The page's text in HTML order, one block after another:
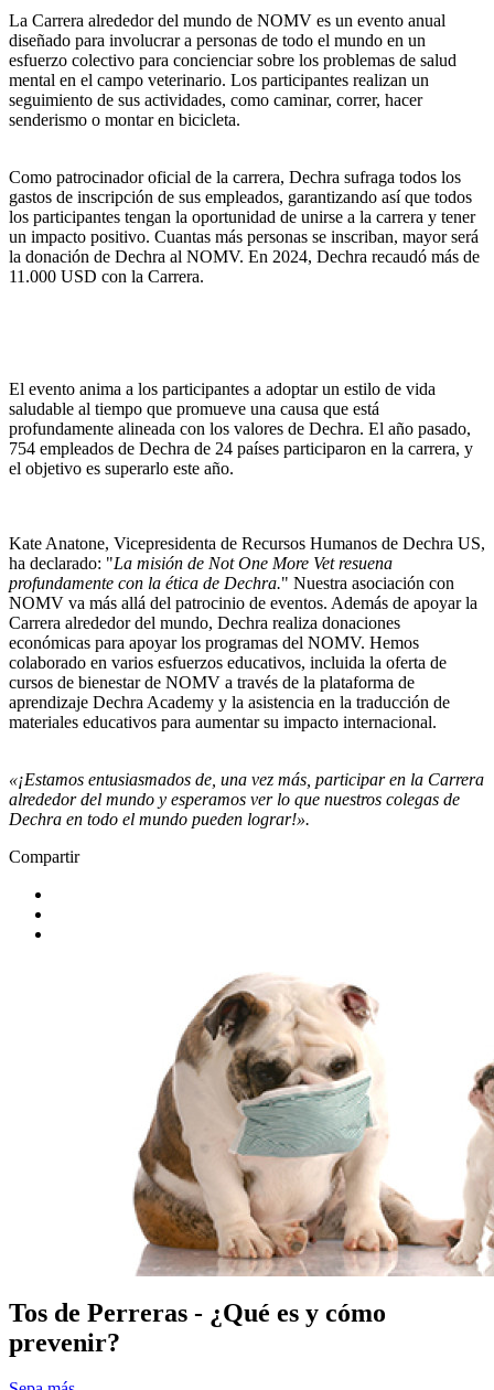
La Carrera alrededor del mundo de NOMV es un evento anual
diseñado para involucrar a personas de todo el mundo en un
esfuerzo colectivo para concienciar sobre los problemas de salud
mental en el campo veterinario. Los participantes realizan un
seguimiento de sus actividades, como caminar, correr, hacer
senderismo o montar en bicicleta.
Como patrocinador oficial de la carrera, Dechra sufraga todos los
gastos de inscripción de sus empleados, garantizando así que todos
los participantes tengan la oportunidad de unirse a la carrera y tener
un impacto positivo. Cuantas más personas se inscriban, mayor será
la donación de Dechra al NOMV. En 2024, Dechra recaudó más de
11.000 USD con la Carrera.
El evento anima a los participantes a adoptar un estilo de vida
saludable al tiempo que promueve una causa que está
profundamente alineada con los valores de Dechra. El año pasado,
754 empleados de Dechra de 24 países participaron en la carrera, y
el objetivo es superarlo este año.
Kate Anatone, Vicepresidenta de Recursos Humanos de Dechra US,
ha declarado: "La misión de Not One More Vet resuena
profundamente con la ética de Dechra." Nuestra asociación con
NOMV va más allá del patrocinio de eventos. Además de apoyar la
Carrera alrededor del mundo, Dechra realiza donaciones
económicas para apoyar los programas del NOMV. Hemos
colaborado en varios esfuerzos educativos, incluida la oferta de
cursos de bienestar de NOMV a través de la plataforma de
aprendizaje Dechra Academy y la asistencia en la traducción de
materiales educativos para aumentar su impacto internacional.
«¡Estamos entusiasmados de, una vez más, participar en la Carrera
alrededor del mundo y esperamos ver lo que nuestros colegas de
Dechra en todo el mundo pueden lograr!».
Compartir
Tos de Perreras - ¿Qué es y cómo
prevenir?